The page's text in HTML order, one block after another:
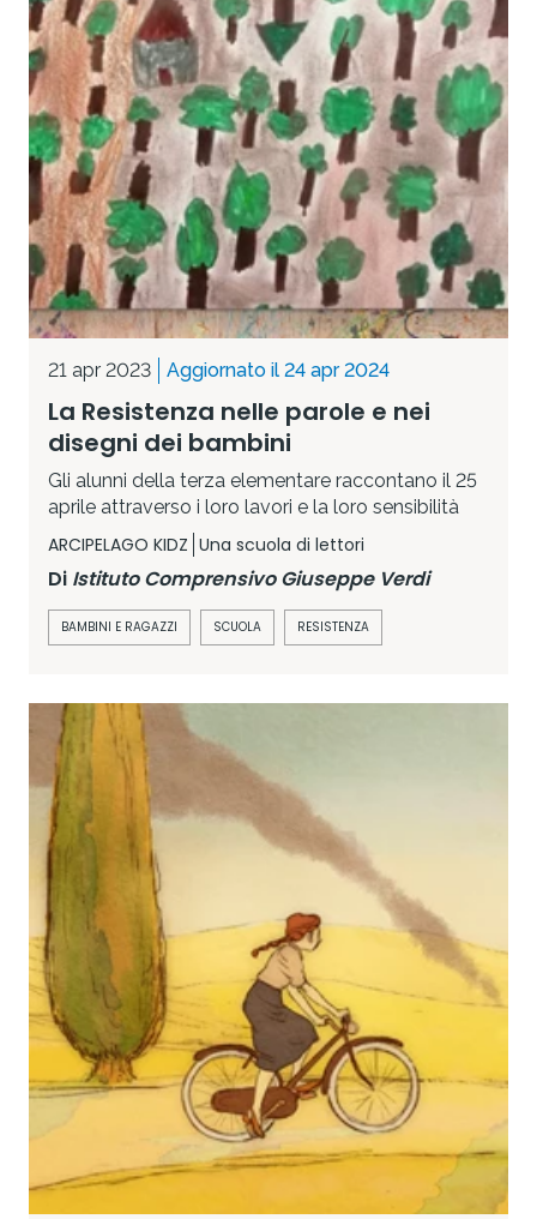
21 apr 2023 Aggiornato il 24 apr 2024
La Resistenza nelle parole e nei
disegni dei bambini
Gli alunni della terza elementare raccontano il 25
aprile attraverso i loro lavori e la loro sensibilità
ARCIPELAGO KIDZ Una scuola di lettori
Di Istituto Comprensivo Giuseppe Verdi
BAMBINI E RAGAZZI SCUOLA RESISTENZA